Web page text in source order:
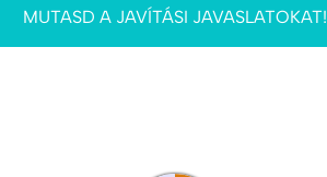
MUTASD A JAVÍTÁSI JAVASLATOKAT!